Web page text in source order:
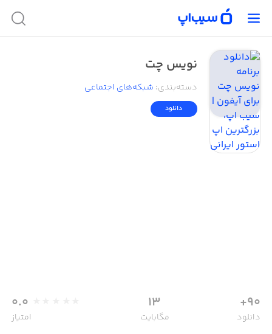
نویس چت
دسته‌بندی: شبکه‌های اجتماعی
دانلود
90+
دانلود
13
مگابایت
0.0
امتیاز